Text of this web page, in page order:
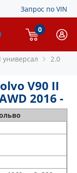
Запрос по VIN
0
универсал
2.0
V90 II
2016 -